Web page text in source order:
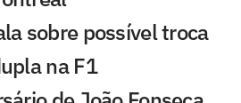
sobre possível troca
na F1